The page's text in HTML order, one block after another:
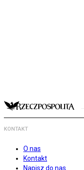
KONTAKT
O nas
Kontakt
Napisz do nas